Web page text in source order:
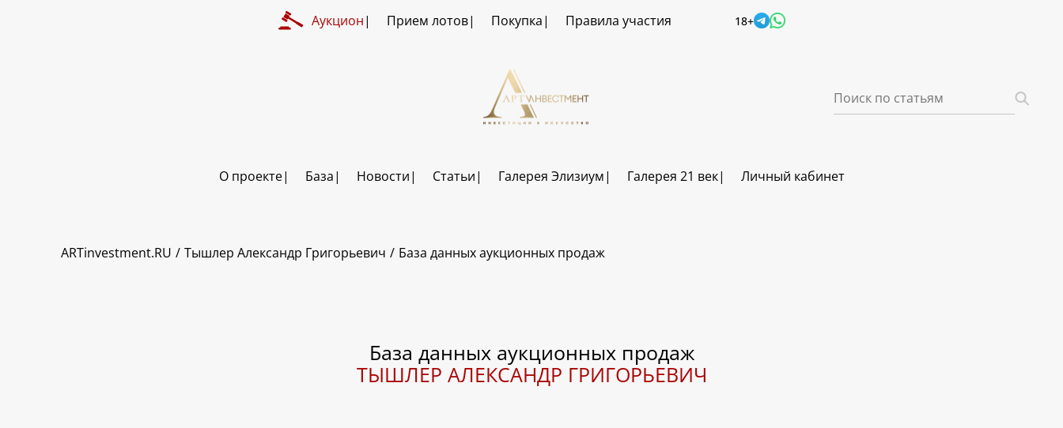
Аукцион Прием лотов Покупка Правила участия 18+
О проекте База Новости Статьи Галерея Элизиум Галерея 21 век Личный кабинет
ARTinvestment.RU Тышлер Александр Григорьевич База данных аукционных продаж
База данных аукционных продаж
ТЫШЛЕР АЛЕКСАНДР ГРИГОРЬЕВИЧ